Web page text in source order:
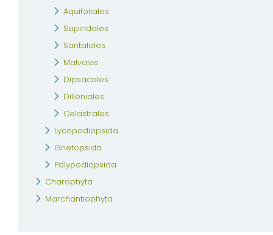
Aquifoliales
Sapindales
Santalales
Malvales
Dipsacales
Dilleniales
Celastrales
Lycopodiopsida
Gnetopsida
Polypodiopsida
Charophyta
Marchantiophyta